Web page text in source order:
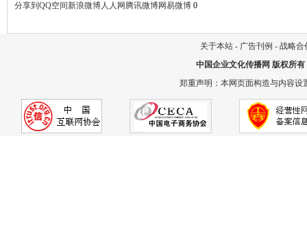
分享到 QQ空间新浪微博人人网 腾讯微博网易微博 0
关于本站 - 广告刊例 - 战略合
中国企业文化传播网 版权所有
郑重声明：本网页面构造与内容